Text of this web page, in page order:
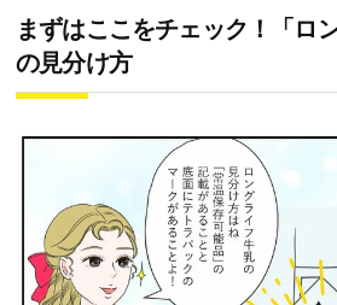
まずはここをチェック！「ロ
の見分け方